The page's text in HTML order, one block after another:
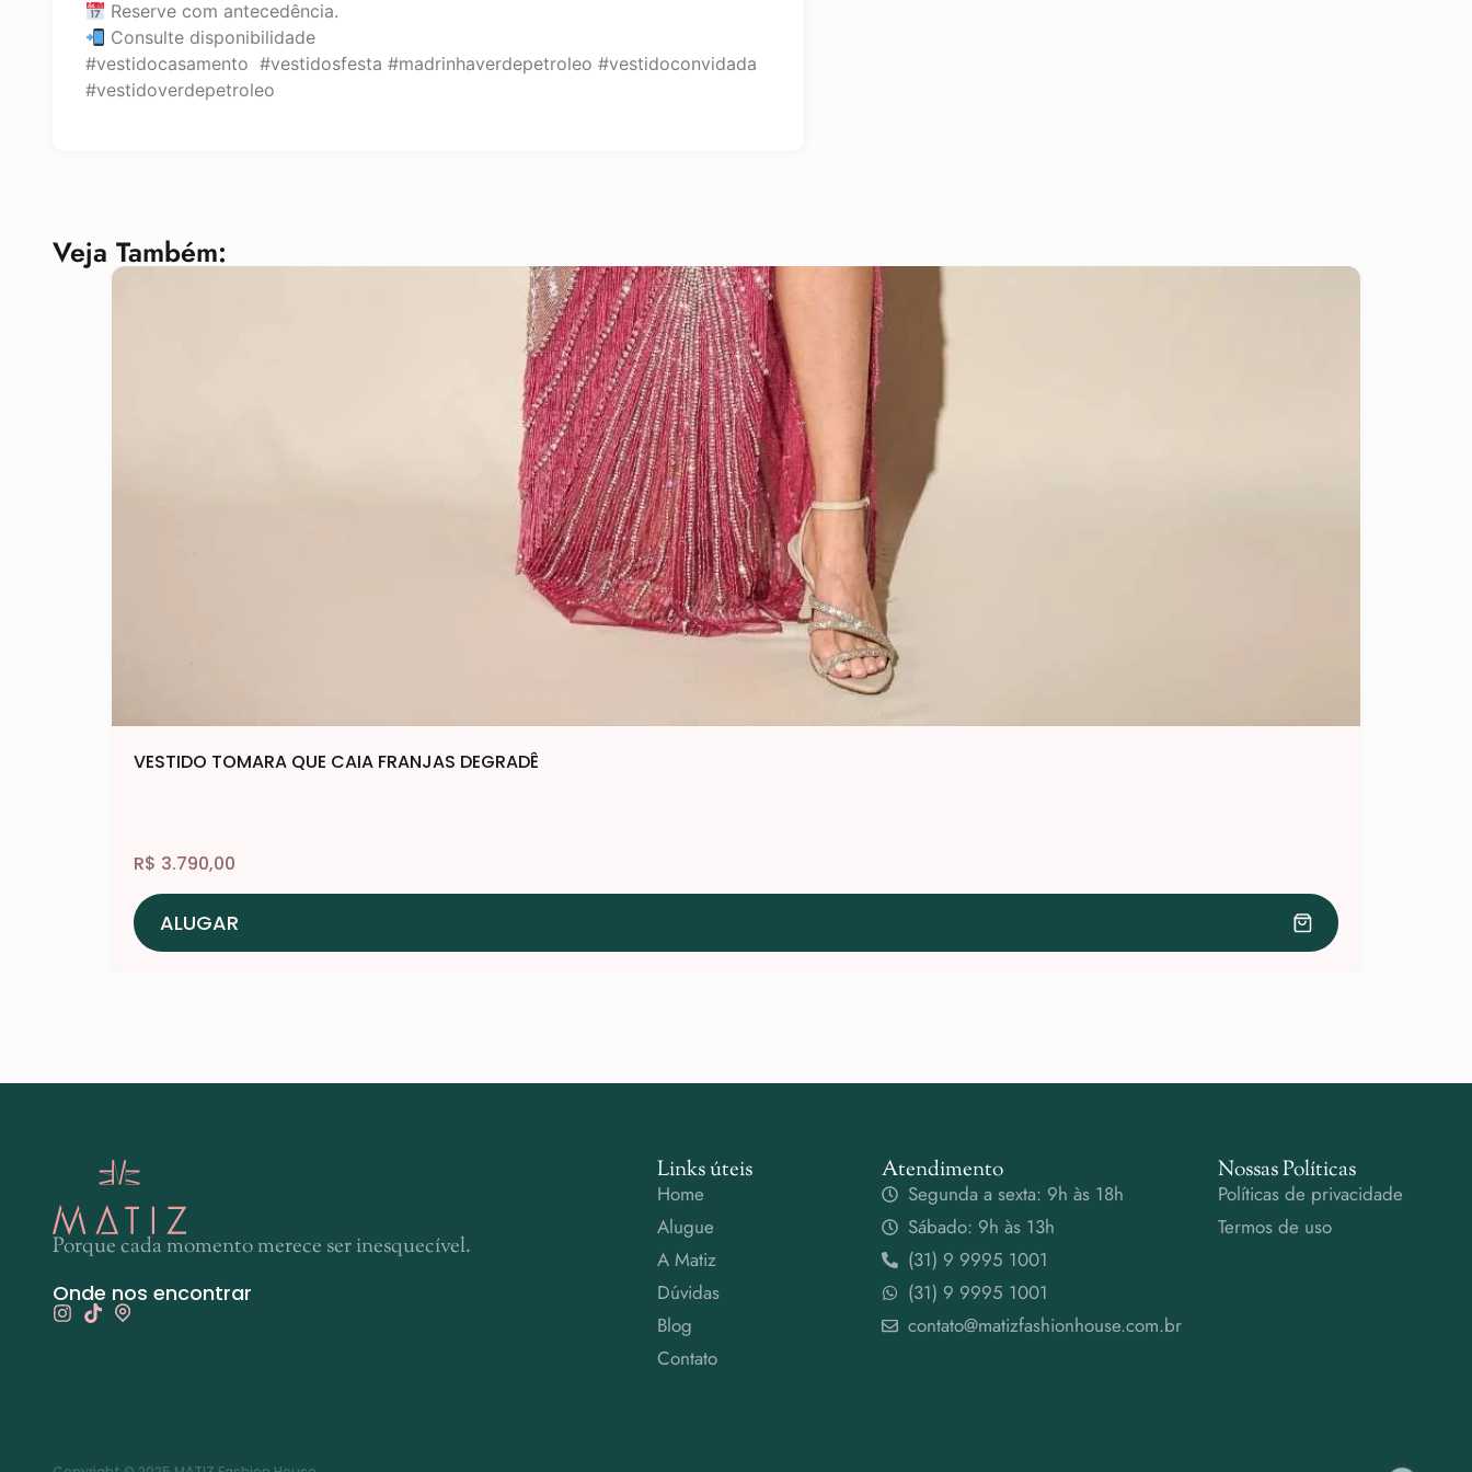
Reserve com antecedência.
Consulte disponibilidade
#vestidocasamento #vestidosfesta #madrinhaverdepetroleo #vestidoconvidada
#vestidoverdepetroleo
Veja Também:
VESTIDO TOMARA QUE CAIA FRANJAS DEGRADÊ
R$ 3.790,00
ALUGAR
Porque cada momento merece ser inesquecível.
Onde nos encontrar
Links úteis
Home
Alugue
A Matiz
Dúvidas
Blog
Contato
Atendimento
Segunda a sexta: 9h às 18h
Sábado: 9h às 13h
(31) 9 9995 1001
(31) 9 9995 1001
contato@matizfashionhouse.com.br
Nossas Políticas
Políticas de privacidade
Termos de uso